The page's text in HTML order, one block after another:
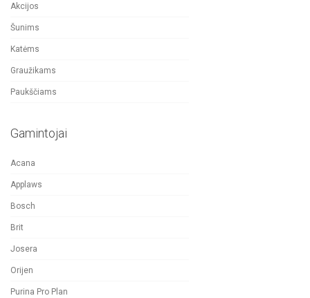
Akcijos
Šunims
Katėms
Graužikams
Paukščiams
Gamintojai
Acana
Applaws
Bosch
Brit
Josera
Orijen
Purina Pro Plan